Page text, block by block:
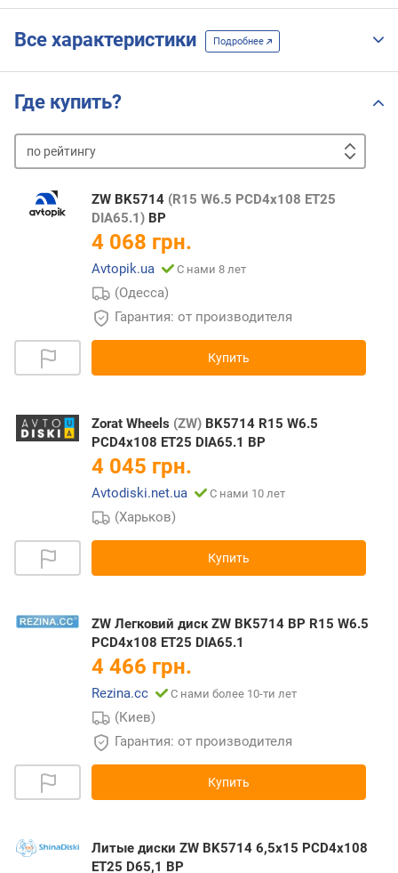
Все характеристики Подробнее
Где купить?
по
рейтингу от
дорогим
ZW BK5714 (R15 W6.5 PCD4x108 ET25
DIA65.1) BP
4 068 грн.
Avtopik.ua С нами 8 лет
(Одесса)
Гарантия: от производителя
Купить
Zorat Wheels (ZW) BK5714 R15 W6.5
PCD4x108 ET25 DIA65.1 BP
4 045 грн.
Avtodiski.net.ua С нами 10 лет
(Харьков)
Купить
ZW Легковий диск ZW BK5714 BP R15 W6.5
PCD4x108 ET25 DIA65.1
4 466 грн.
Rezina.cc С нами более 10-ти лет
(Киев)
Гарантия: от производителя
Купить
Литые диски ZW BK5714 6,5x15 PCD4x108
ET25 D65,1 BP